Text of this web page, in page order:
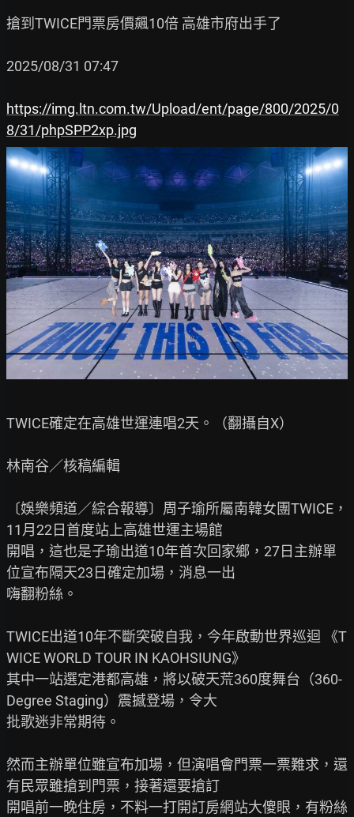
搶到TWICE門票房價飆10倍 高雄市府出手了
2025/08/31 07:47
https://img.ltn.com.tw/Upload/ent/page/800/2025/0
8/31/phpSPP2xp.jpg
TWICE確定在高雄世運連唱2天。（翻攝自X）
林南谷／核稿編輯
〔娛樂頻道／綜合報導〕周子瑜所屬南韓女團TWICE，
11月22日首度站上高雄世運主場館
開唱，這也是子瑜出道10年首次回家鄉，27日主辦單
位宣布隔天23日確定加場，消息一出
嗨翻粉絲。
TWICE出道10年不斷突破自我，今年啟動世界巡迴 《T
WICE WORLD TOUR IN KAOHSIUNG》
其中一站選定港都高雄，將以破天荒360度舞台（360-
Degree Staging）震撼登場，令大
批歌迷非常期待。
然而主辦單位雖宣布加場，但演唱會門票一票難求，還
有民眾雖搶到門票，接著還要搶訂
開唱前一晚住房，不料一打開訂房網站大傻眼，有粉絲